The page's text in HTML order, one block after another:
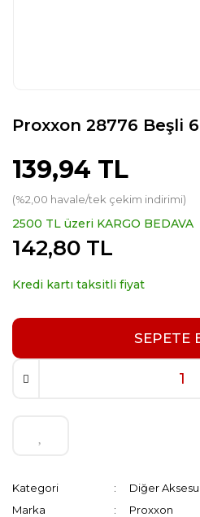
Proxxon 28776 Beşli
139,94 TL
(%2,00 havale/tek çekim indirimi)
2500 TL üzeri KARGO BEDAVA
142,80 TL
Kredi kartı taksitli fiyat
SEPETE
Kategori
Diğer
Marka
Proxxon